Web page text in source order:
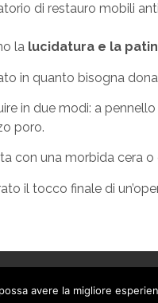
di restauro mobili
la lucidatura e la
in quanto bisogna
in due modi: a
poro.
con una morbida
il tocco finale di
avere la migliore